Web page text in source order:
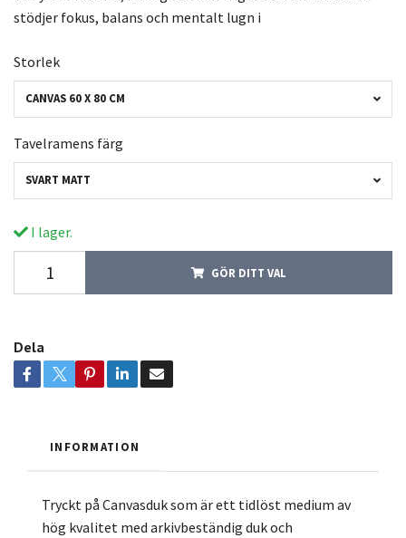
stödjer fokus, balans och mentalt lugn i
Storlek
CANVAS 60 X 80 CM
Tavelramens färg
SVART MATT
I lager.
GÖR DITT VAL
Dela
INFORMATION
Tryckt på Canvasduk som är ett tidlöst medium av
hög kvalitet med arkivbeständig duk och